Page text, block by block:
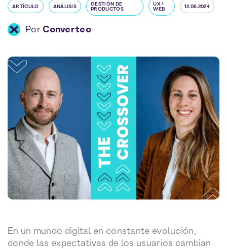
ARTÍCULO ANÁLISIS
GESTIÓN DE
PRODUCTOS
UX /
WEB
12.06.2024
Por Converteo
En un mundo digital en constante evolución,
donde las expectativas de los usuarios cambian